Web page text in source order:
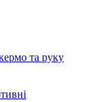
та руку